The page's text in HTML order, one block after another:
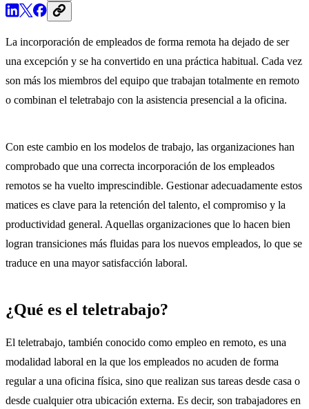
La incorporación de empleados de forma remota ha dejado de ser
una excepción y se ha convertido en una práctica habitual. Cada vez
son más los miembros del equipo que trabajan totalmente en remoto
o combinan el teletrabajo con la asistencia presencial a la oficina.
Con este cambio en los modelos de trabajo, las organizaciones han
comprobado que una correcta incorporación de los empleados
remotos se ha vuelto imprescindible. Gestionar adecuadamente estos
matices es clave para la retención del talento, el compromiso y la
productividad general. Aquellas organizaciones que lo hacen bien
logran transiciones más fluidas para los nuevos empleados, lo que se
traduce en una mayor satisfacción laboral.
¿Qué es el teletrabajo​?
El teletrabajo, también conocido como empleo en remoto, es una
modalidad laboral en la que los empleados no acuden de forma
regular a una oficina física, sino que realizan sus tareas desde casa o
desde cualquier otra ubicación externa. Es decir, son trabajadores en